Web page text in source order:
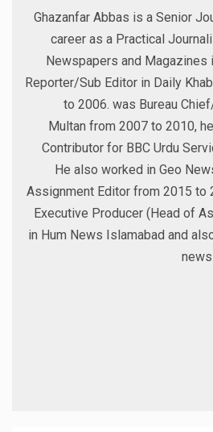
Ghazanfar Abbas is a Senior
career as a Practical
Newspapers and Magazines
Reporter/Sub Editor in Daily
to 2006. was Bureau
Multan from 2007 to 2010,
Contributor for BBC Urdu
He also worked in Geo
Assignment Editor from 2015 to
Executive Producer (Head of
in Hum News Islamabad and